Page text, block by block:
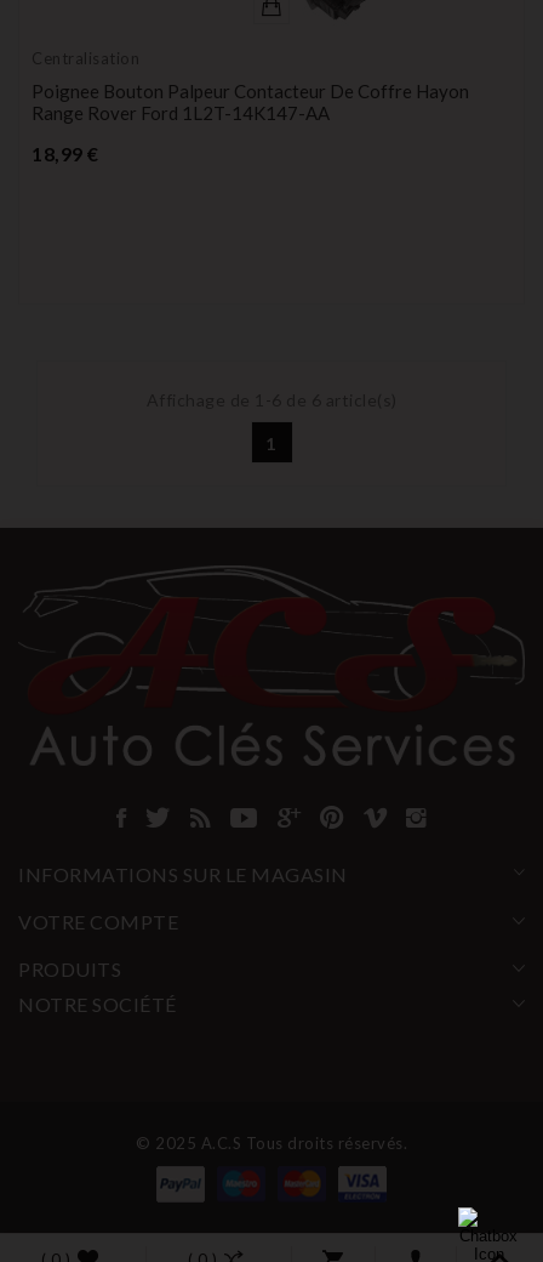
Centralisation
Poignee Bouton Palpeur Contacteur De Coffre Hayon
Range Rover Ford 1L2T-14K147-AA
18,99 €
1
INFORMATIONS SUR LE MAGASIN
VOTRE COMPTE
PRODUITS
NOTRE SOCIÉTÉ
© 2025 A.C.S Tous droits réservés.